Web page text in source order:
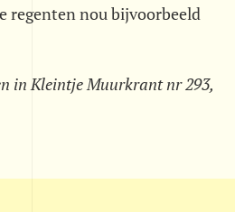
regenten nou bijvoorbeeld
in Kleintje Muurkrant nr 293,